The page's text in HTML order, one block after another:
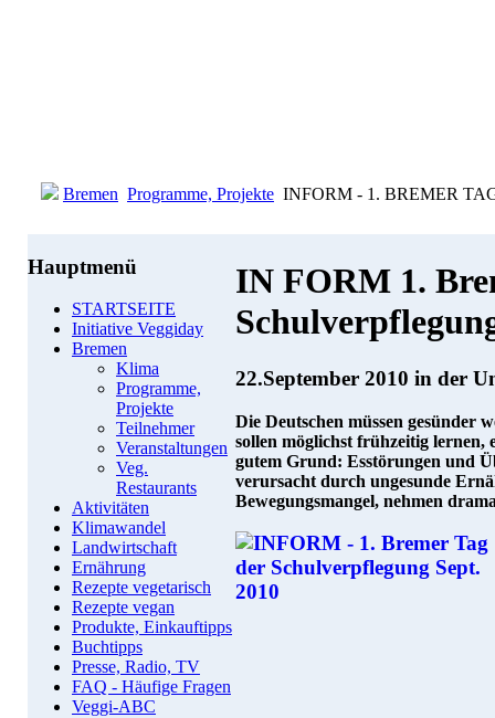
Bremen Programme, Projekte INFORM - 1. BREMER
Hauptmenü
STARTSEITE
Initiative Veggiday
Bremen
Klima
Programme,
Projekte
Teilnehmer
Veranstaltungen
Veg.
Restaurants
Aktivitäten
Klimawandel
Landwirtschaft
Ernährung
Rezepte vegetarisch
Rezepte vegan
Produkte, Einkauftipps
Buchtipps
Presse, Radio, TV
FAQ - Häufige Fragen
Veggi-ABC
IN FORM 1.
22.September 2010 in der
Die Deutschen müssen gesünder
sollen möglichst frühzeitig lernen,
gutem Grund: Esstörungen und
verursacht durch ungesunde
Bewegungsmangel, nehmen